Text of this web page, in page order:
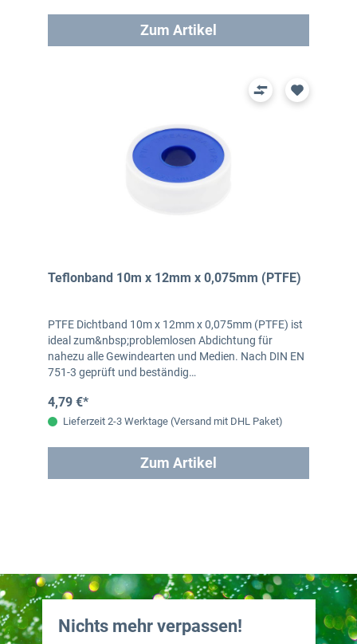
Zum Artikel
Teflonband 10m x 12mm x 0,075mm (PTFE)
PTFE Dichtband 10m x 12mm x 0,075mm (PTFE) ist
ideal zum&nbsp;problemlosen Abdichtung für
nahezu alle Gewindearten und Medien. Nach DIN EN
751-3 geprüft und beständig…
4,79 €*
Lieferzeit 2-3 Werktage (Versand mit DHL Paket)
Zum Artikel
Nichts mehr verpassen!